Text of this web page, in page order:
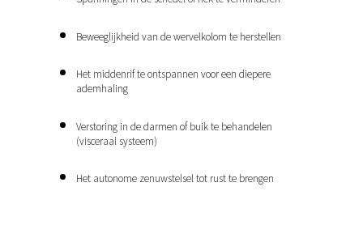
Beweeglijkheid van de wervelkolom te herstellen
Het middenrif te ontspannen voor een diepere
ademhaling
Verstoring in de darmen of buik te behandelen
(visceraal systeem)
Het autonome zenuwstelsel tot rust te brengen